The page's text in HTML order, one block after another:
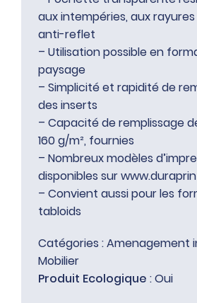
aux intempéries, aux
anti-reflet
– Utilisation possible en
paysage
– Simplicité et rapidité de
des inserts
– Capacité de remplissage
160 g/m², fournies
– Nombreux modèles
disponibles sur
– Convient aussi pour les
tabloids
Catégories :Amenagement
Mobilier
Produit Ecologique : Oui